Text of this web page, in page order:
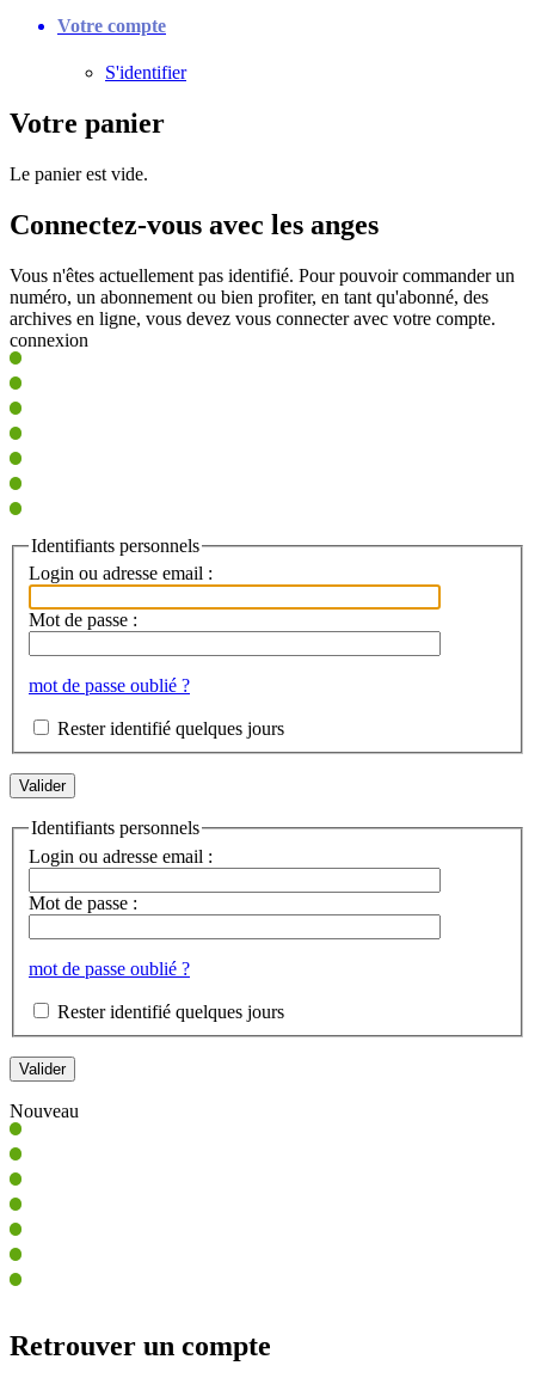
Votre compte
S'identifier
Votre panier
Le panier est vide.
Connectez-vous avec les anges
Vous n'êtes actuellement pas identifié. Pour pouvoir commander un
numéro, un abonnement ou bien profiter, en tant qu'abonné, des
archives en ligne, vous devez vous connecter avec votre compte.
connexion
Identifiants personnels
Login ou adresse email :
Mot de passe :
mot de passe oublié ?
Rester identifié quelques jours
Identifiants personnels
Login ou adresse email :
Mot de passe :
mot de passe oublié ?
Rester identifié quelques jours
Nouveau
Retrouver un compte